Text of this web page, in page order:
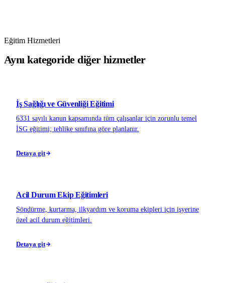
Eğitim Hizmetleri
Aynı kategoride diğer hizmetler
İş Sağlığı ve Güvenliği Eğitimi
6331 sayılı kanun kapsamında tüm çalışanlar için zorunlu temel
İSG eğitimi; tehlike sınıfına göre planlanır.
Detaya git
Acil Durum Ekip Eğitimleri
Söndürme, kurtarma, ilkyardım ve koruma ekipleri için işyerine
özel acil durum eğitimleri.
Detaya git